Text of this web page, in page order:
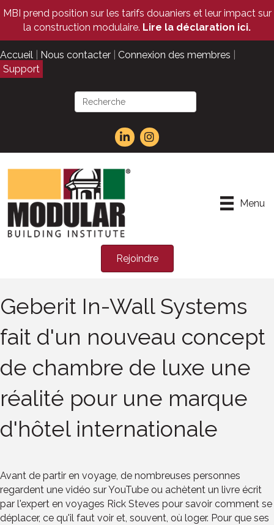
MBI prend position sur les tarifs douaniers et leur impact sur
la construction modulaire. Lire la déclaration ici.
Accueil Nous contacter Connexion des membres
Support
Menu
Rejoindre
Geberit In-Wall Systems
fait d'un nouveau concept
de chambre de luxe une
réalité pour une marque
d'hôtel internationale
Avant de partir en voyage, de nombreuses personnes
regardent une vidéo sur YouTube ou achètent un livre écrit
par l'expert en voyages Rick Steves pour savoir comment se
déplacer, ce qu'il faut voir et, souvent, où loger. Pour que ses